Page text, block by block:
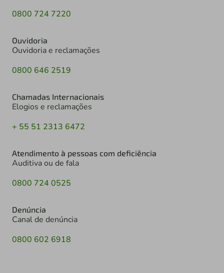
0800 724 7220
Ouvidoria
Ouvidoria e reclamações
0800 646 2519
Chamadas Internacionais
Elogios e reclamações
+ 55 51 2313 6472
Atendimento à pessoas com deficiência
Auditiva ou de fala
0800 724 0525
Denúncia
Canal de denúncia
0800 602 6918